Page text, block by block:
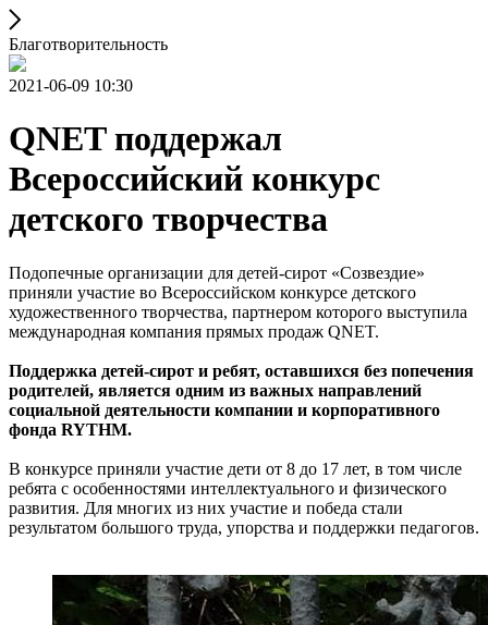
Благотворительность
2021-06-09 10:30
QNET поддержал
Всероссийский конкурс
детского творчества
Подопечные организации для детей-сирот «Созвездие»
приняли участие во Всероссийском конкурсе детского
художественного творчества, партнером которого выступила
международная компания прямых продаж QNET.
Поддержка детей-сирот и ребят, оставшихся без попечения
родителей, является одним из важных направлений
социальной деятельности компании и корпоративного
фонда RYTHM.
В конкурсе приняли участие дети от 8 до 17 лет, в том числе
ребята с особенностями интеллектуального и физического
развития. Для многих из них участие и победа стали
результатом большого труда, упорства и поддержки педагогов.